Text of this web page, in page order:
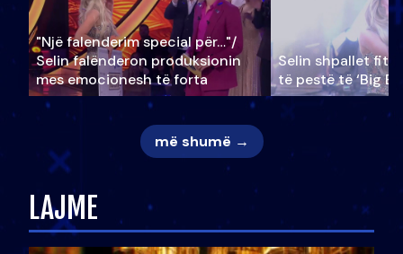
"Një falenderim special për…"/
Selin falënderon produksionin
mes emocionesh të forta
Selin shpallet
të pestë të ‘Big
më shumë →
LAJME